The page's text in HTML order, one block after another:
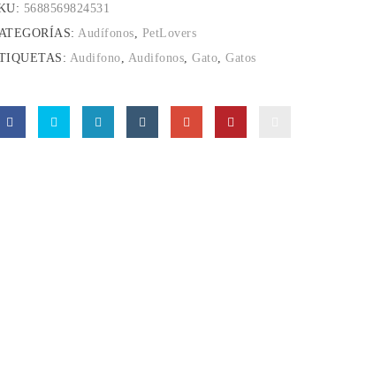
5688569824531
Audífonos
PetLovers
Audifono Audifonos Gato Gatos